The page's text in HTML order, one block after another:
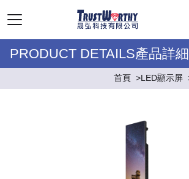
PRODUCT DETAILS產品詳細
首頁 LED顯示屏